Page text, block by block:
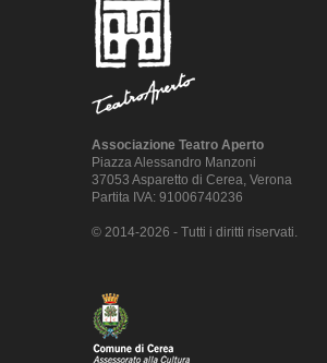
Associazione Teatro Aperto
Piazza Alessandro Manzoni
37053 Asparetto di Cerea, Verona
Partita IVA: 91006740236
© 2014-2026 - Tutti i diritti riservati.